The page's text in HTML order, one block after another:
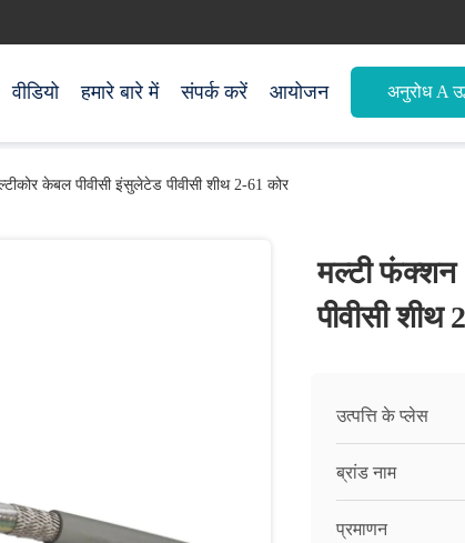
वीडियो हमारे बारे में संपर्क करें आयोजन अनुरोध A
केबल पीवीसी इंसुलेटेड पीवीसी शीथ 2-61 कोर
मल्टी फंक्शन
पीवीसी शीथ
उत्पत्ति के प्लेस
ब्रांड नाम
प्रमाणन